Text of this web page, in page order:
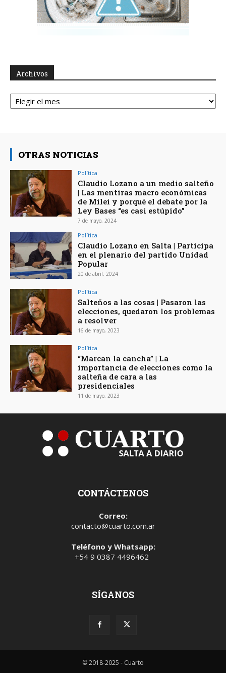
Archivos
Archivos
OTRAS NOTICIAS
Política
Claudio Lozano a un medio salteño
| Las mentiras macro económicas
de Milei y porqué el debate por la
Ley Bases “es casi estúpido”
7 de mayo, 2024
Política
Claudio Lozano en Salta | Participa
en el plenario del partido Unidad
Popular
20 de abril, 2024
Política
Salteños a las cosas | Pasaron las
elecciones, quedaron los problemas
a resolver
16 de mayo, 2023
Política
“Marcan la cancha” | La
importancia de elecciones como la
salteña de cara a las
presidenciales
11 de mayo, 2023
CONTÁCTENOS
Correo:
contacto@cuarto.com.ar
Teléfono y Whatsapp:
+54 9 0387 4496462
SÍGANOS
© 2018-2025 - Cuarto